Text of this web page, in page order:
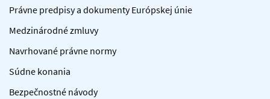
Právne predpisy a dokumenty Európskej únie
Medzinárodné zmluvy
Navrhované právne normy
Súdne konania
Bezpečnostné návody